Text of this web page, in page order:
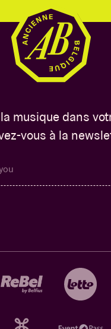
musique dans
vous à la